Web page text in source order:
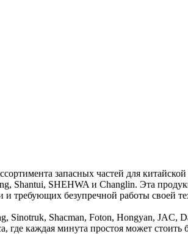
запасных частей для
Shantui, SHEHWA и Changlin. Эта
требующих безупречной работы своей
Sinotruk, Shacman, Foton, Hongyan, JAC,
каждая минута простоя может стоить